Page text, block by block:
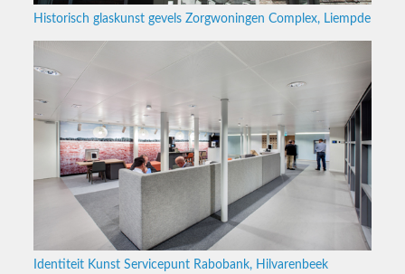
Historisch glaskunst gevels Zorgwoningen Complex, Liempde
Identiteit Kunst Servicepunt Rabobank, Hilvarenbeek